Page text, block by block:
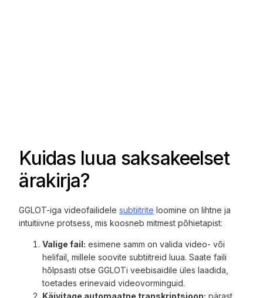
Kuidas luua saksakeelset
ärakirja?
GGLOT-iga videofailidelesubtiitrite loomine on lihtne ja
intuitiivne protsess, mis koosneb mitmest põhietapist:
Valige fail: esimene samm on valida video- või
helifail, millele soovite subtiitreid luua. Saate faili
hõlpsasti otse GGLOTi veebisaidile üles laadida,
toetades erinevaid videovorminguid.